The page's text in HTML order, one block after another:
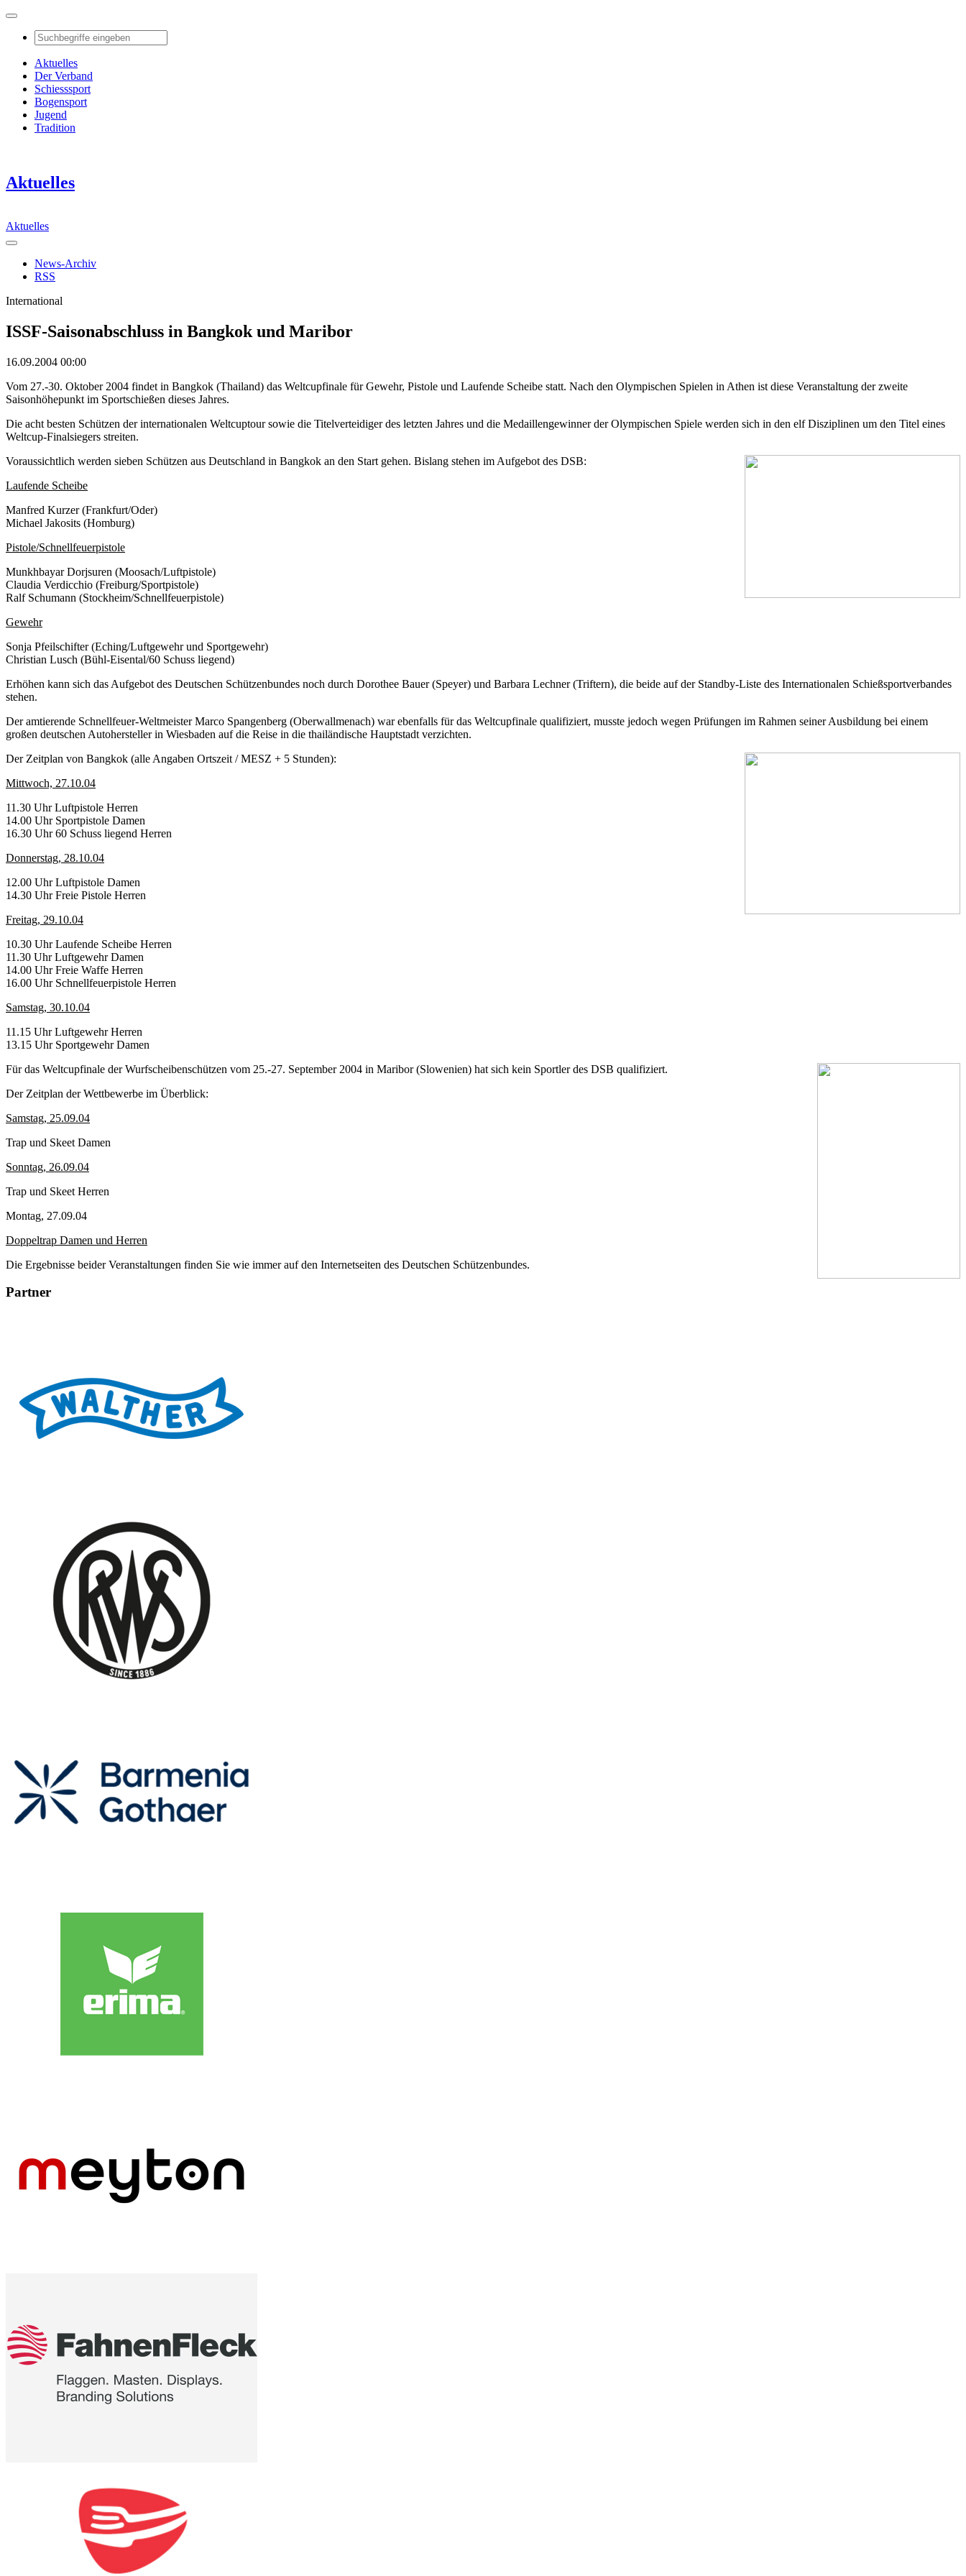
Aktuelles
Der Verband
Schiesssport
Bogensport
Jugend
Tradition
Aktuelles
Aktuelles
News-Archiv
RSS
International
ISSF-Saisonabschluss in Bangkok und Maribor
16.09.2004 00:00
Vom 27.-30. Oktober 2004 findet in Bangkok (Thailand) das Weltcupfinale für Gewehr, Pistole und Laufende Scheibe statt. Nach den Olympischen Spielen in Athen ist diese Veranstaltung der zweite
Saisonhöhepunkt im Sportschießen dieses Jahres.
Die acht besten Schützen der internationalen Weltcuptour sowie die Titelverteidiger des letzten Jahres und die Medaillengewinner der Olympischen Spiele werden sich in den elf Disziplinen um den Titel eines
Weltcup-Finalsiegers streiten.
Voraussichtlich werden sieben Schützen aus Deutschland in Bangkok an den Start gehen. Bislang stehen im Aufgebot des DSB:
Laufende Scheibe
Manfred Kurzer (Frankfurt/Oder)
Michael Jakosits (Homburg)
Pistole/Schnellfeuerpistole
Munkhbayar Dorjsuren (Moosach/Luftpistole)
Claudia Verdicchio (Freiburg/Sportpistole)
Ralf Schumann (Stockheim/Schnellfeuerpistole)
Gewehr
Sonja Pfeilschifter (Eching/Luftgewehr und Sportgewehr)
Christian Lusch (Bühl-Eisental/60 Schuss liegend)
Erhöhen kann sich das Aufgebot des Deutschen Schützenbundes noch durch Dorothee Bauer (Speyer) und Barbara Lechner (Triftern), die beide auf der Standby-Liste des Internationalen Schießsportverbandes
stehen.
Der amtierende Schnellfeuer-Weltmeister Marco Spangenberg (Oberwallmenach) war ebenfalls für das Weltcupfinale qualifiziert, musste jedoch wegen Prüfungen im Rahmen seiner Ausbildung bei einem
großen deutschen Autohersteller in Wiesbaden auf die Reise in die thailändische Hauptstadt verzichten.
Der Zeitplan von Bangkok (alle Angaben Ortszeit / MESZ + 5 Stunden):
Mittwoch, 27.10.04
11.30 Uhr Luftpistole Herren
14.00 Uhr Sportpistole Damen
16.30 Uhr 60 Schuss liegend Herren
Donnerstag, 28.10.04
12.00 Uhr Luftpistole Damen
14.30 Uhr Freie Pistole Herren
Freitag, 29.10.04
10.30 Uhr Laufende Scheibe Herren
11.30 Uhr Luftgewehr Damen
14.00 Uhr Freie Waffe Herren
16.00 Uhr Schnellfeuerpistole Herren
Samstag, 30.10.04
11.15 Uhr Luftgewehr Herren
13.15 Uhr Sportgewehr Damen
Für das Weltcupfinale der Wurfscheibenschützen vom 25.-27. September 2004 in Maribor(Slowenien) hat sich kein Sportler des DSB qualifiziert.
Der Zeitplan der Wettbewerbe im Überblick:
Samstag, 25.09.04
Trap und Skeet Damen
Sonntag, 26.09.04
Trap und Skeet Herren
Montag, 27.09.04
Doppeltrap Damen und Herren
Die Ergebnisse beider Veranstaltungen finden Sie wie immer auf den Internetseiten des Deutschen Schützenbundes.
Partner